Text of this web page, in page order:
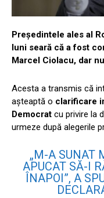
Președintele ales al
luni seară că a fost
Marcel Ciolacu, dar
Acesta a transmis că
așteaptă o clarificare
Democrat cu privire la
urmeze după alegerile
„M-A SUNAT
APUCAT SĂ-I
ÎNAPOI”, A